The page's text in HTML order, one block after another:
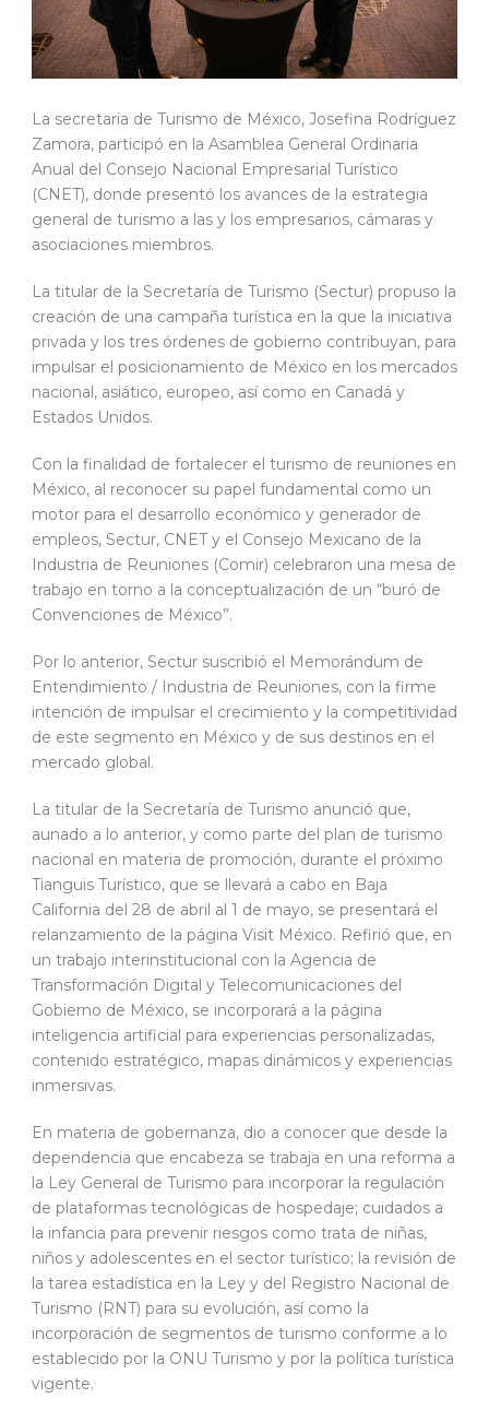
La secretaria de Turismo de México, Josefina Rodríguez
Zamora, participó en la Asamblea General Ordinaria
Anual del Consejo Nacional Empresarial Turístico
(CNET), donde presentó los avances de la estrategia
general de turismo a las y los empresarios, cámaras y
asociaciones miembros.
La titular de la Secretaría de Turismo (Sectur) propuso la
creación de una campaña turística en la que la iniciativa
privada y los tres órdenes de gobierno contribuyan, para
impulsar el posicionamiento de México en los mercados
nacional, asiático, europeo, así como en Canadá y
Estados Unidos.
Con la finalidad de fortalecer el turismo de reuniones en
México, al reconocer su papel fundamental como un
motor para el desarrollo económico y generador de
empleos, Sectur, CNET y el Consejo Mexicano de la
Industria de Reuniones (Comir) celebraron una mesa de
trabajo en torno a la conceptualización de un “buró de
Convenciones de México”.
Por lo anterior, Sectur suscribió el Memorándum de
Entendimiento / Industria de Reuniones, con la firme
intención de impulsar el crecimiento y la competitividad
de este segmento en México y de sus destinos en el
mercado global.
La titular de la Secretaría de Turismo anunció que,
aunado a lo anterior, y como parte del plan de turismo
nacional en materia de promoción, durante el próximo
Tianguis Turístico, que se llevará a cabo en Baja
California del 28 de abril al 1 de mayo, se presentará el
relanzamiento de la página Visit México. Refirió que, en
un trabajo interinstitucional con la Agencia de
Transformación Digital y Telecomunicaciones del
Gobierno de México, se incorporará a la página
inteligencia artificial para experiencias personalizadas,
contenido estratégico, mapas dinámicos y experiencias
inmersivas.
En materia de gobernanza, dio a conocer que desde la
dependencia que encabeza se trabaja en una reforma a
la Ley General de Turismo para incorporar la regulación
de plataformas tecnológicas de hospedaje; cuidados a
la infancia para prevenir riesgos como trata de niñas,
niños y adolescentes en el sector turístico; la revisión de
la tarea estadística en la Ley y del Registro Nacional de
Turismo (RNT) para su evolución, así como la
incorporación de segmentos de turismo conforme a lo
establecido por la ONU Turismo y por la política turística
vigente.